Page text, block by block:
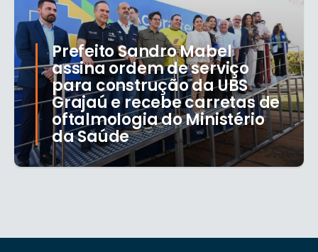
Prefeito Sandro Mabel
assina ordem de serviço
para construção da UBS
Grajaú e recebe carretas de
oftalmologia do Ministério
da Saúde